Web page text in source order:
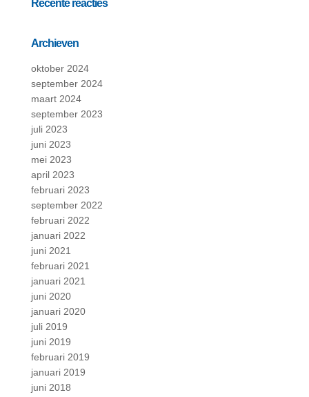
Recente reacties
Archieven
oktober 2024
september 2024
maart 2024
september 2023
juli 2023
juni 2023
mei 2023
april 2023
februari 2023
september 2022
februari 2022
januari 2022
juni 2021
februari 2021
januari 2021
juni 2020
januari 2020
juli 2019
juni 2019
februari 2019
januari 2019
juni 2018